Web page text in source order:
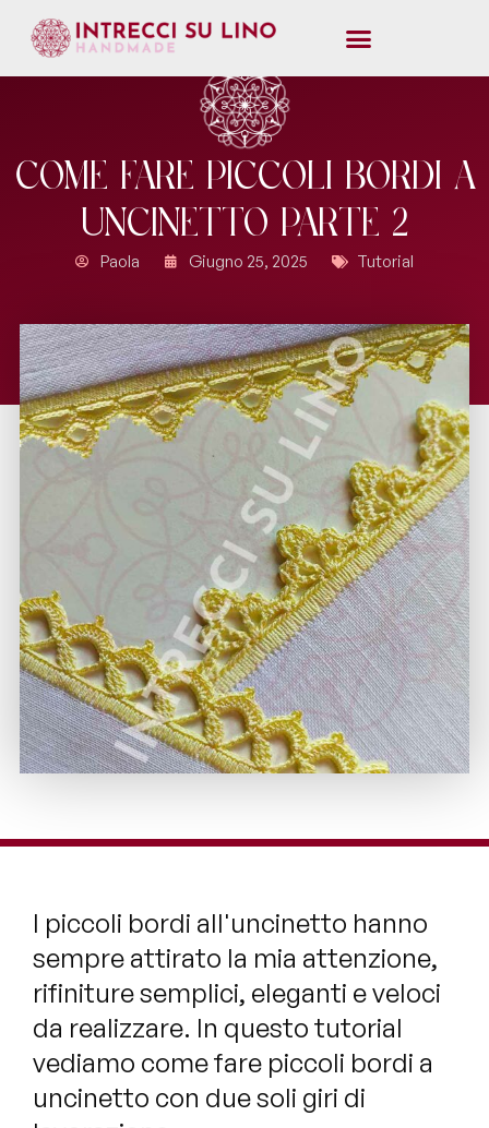
Come Fare Piccoli Bordi a
Uncinetto parte 2
Paola Giugno 25, 2025 Tutorial
I piccoli bordi all'uncinetto hanno
sempre attirato la mia attenzione,
rifiniture semplici, eleganti e veloci
da realizzare. In questo tutorial
vediamo come fare piccoli bordi a
uncinetto con due soli giri di